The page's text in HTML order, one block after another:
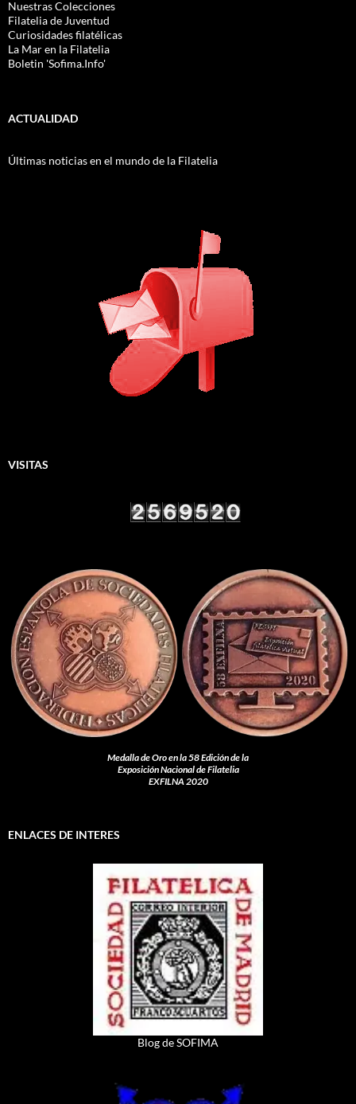
Nuestras Colecciones
Filatelia de Juventud
Curiosidades filatélicas
La Mar en la Filatelia
Boletin 'Sofima.Info'
ACTUALIDAD
Últimas noticias en el mundo de la Filatelia
VISITAS
Medalla de Oro en la 58 Edición de la
Exposición Nacional de Filatelia
EXFILNA 2020
ENLACES DE INTERES
Blog de SOFIMA